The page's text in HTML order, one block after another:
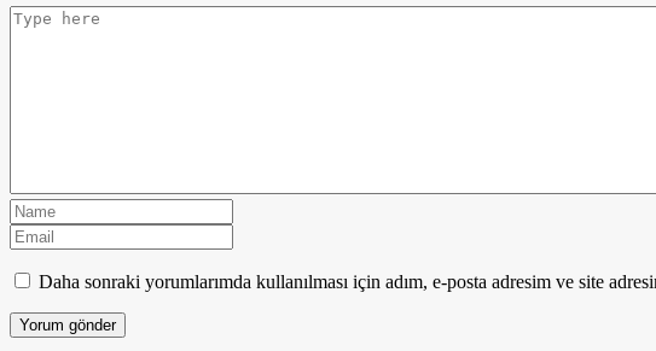
Daha sonraki yorumlarımda kullanılması için adım, e-posta adresim ve site